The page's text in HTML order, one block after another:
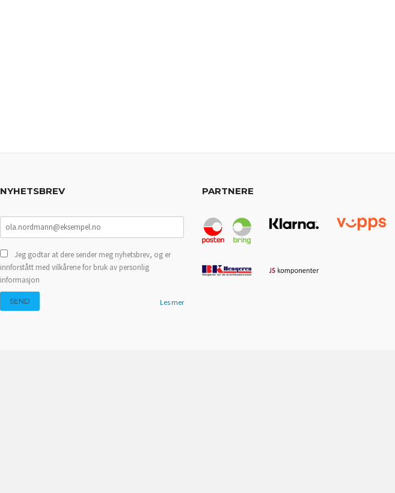
NYHETSBREV
Jeg godtar at dere sender meg nyhetsbrev, og er
innforstått med vilkårene for bruk av personlig
informasjon
Les mer
PARTNERE